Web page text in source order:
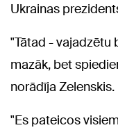
Ukrainas
"Tātad - vajadzētu
mazāk, bet
norādīja Zelenskis.
"Es pateicos